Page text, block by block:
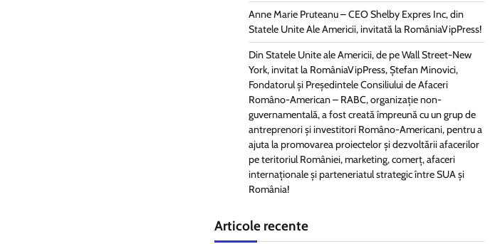
Anne Marie Pruteanu – CEO Shelby Expres Inc, din
Statele Unite Ale Americii, invitată la RomâniaVipPress!
Din Statele Unite ale Americii, de pe Wall Street-New
York, invitat la RomâniaVipPress, Ștefan Minovici,
Fondatorul și Președintele Consiliului de Afaceri
Româno-American – RABC, organizație non-
guvernamentală, a fost creată împreună cu un grup de
antreprenori și investitori Româno-Americani, pentru a
ajuta la promovarea proiectelor și dezvoltării afacerilor
pe teritoriul României, marketing, comerț, afaceri
internaționale și parteneriatul strategic între SUA și
România!
Articole recente